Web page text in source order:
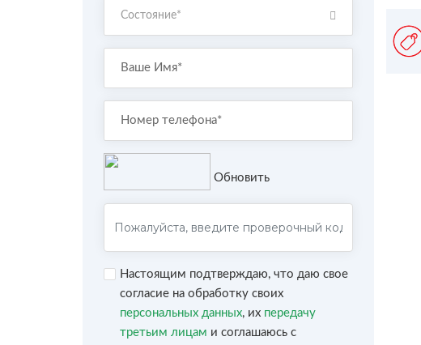
Состояние*
Обновить
Настоящим подтверждаю, что даю свое
согласие на обработку своих
персональных данных, их передачу
третьим лицам и соглашаюсь с